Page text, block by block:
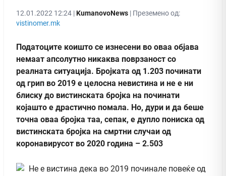
12.01.2022 12:24 |KumanovoNews | Преземено од:
vistinomer.mk
Податоците коишто се изнесени во оваа објава
немаат апсолутно никаква поврзаност со
реалната ситуација. Бројката од 1.203 починати
од грип во 2019 е целосна невистина и не е ни
блиску до вистинската бројка на починати
којашто е драстично помала. Но, дури и да беше
точна оваа бројка таа, сепак, е дупло пониска од
вистинската бројка на смртни случаи од
коронавирусот во 2020 година – 2.503